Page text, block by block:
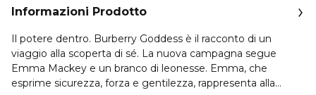
Informazioni Prodotto
Il potere dentro. Burberry Goddess è il racconto di un
viaggio alla scoperta di sé. La nuova campagna segue
Emma Mackey e un branco di leonesse. Emma, che
esprime sicurezza, forza e gentilezza, rappresenta alla